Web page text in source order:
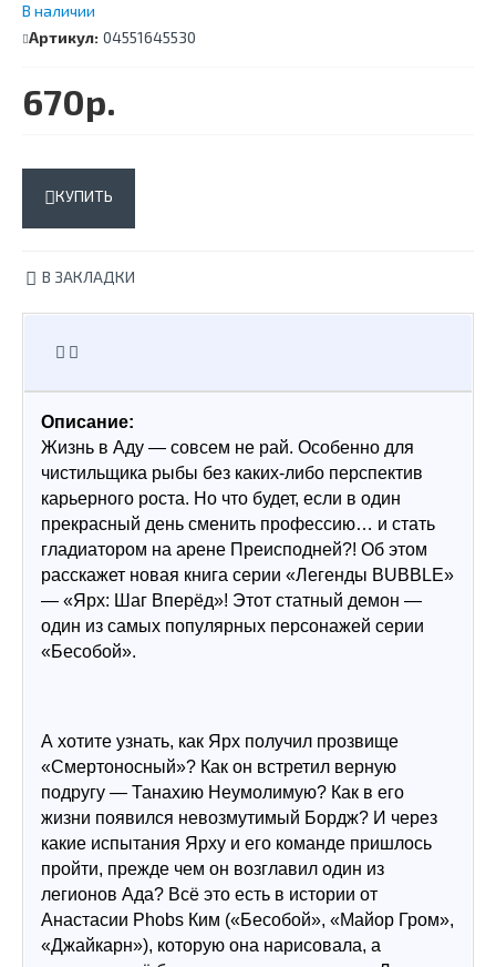
В наличии
Артикул: 04551645530
670р.
КУПИТЬ
В ЗАКЛАДКИ
Описание:
Жизнь в Аду — совсем не рай. Особенно для
чистильщика рыбы без каких-либо перспектив
карьерного роста. Но что будет, если в один
прекрасный день сменить профессию… и стать
гладиатором на арене Преисподней?! Об этом
расскажет новая книга серии «Легенды BUBBLE»
— «Ярх: Шаг Вперёд»! Этот статный демон —
один из самых популярных персонажей серии
«Бесобой».
А хотите узнать, как Ярх получил прозвище
«Смертоносный»? Как он встретил верную
подругу — Танахию Неумолимую? Как в его
жизни появился невозмутимый Бордж? И через
какие испытания Ярху и его команде пришлось
пройти, прежде чем он возглавил один из
легионов Ада? Всё это есть в истории от
Анастасии Phobs Ким («Бесобой», «Майор Гром»,
«Джайкарн»), которую она нарисовала, а